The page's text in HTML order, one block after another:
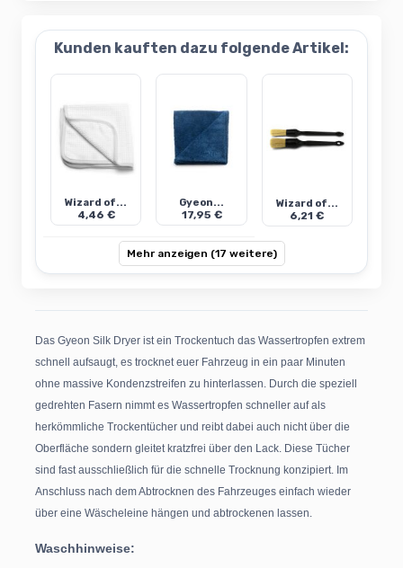
Kunden kauften dazu folgende Artikel:
Wizard of...
4,46 €
Gyeon...
17,95 €
Wizard of...
6,21 €
Mehr anzeigen (17 weitere)
Das Gyeon Silk Dryer ist ein Trockentuch das Wassertropfen extrem
schnell aufsaugt, es trocknet euer Fahrzeug in ein paar Minuten
ohne massive Kondenzstreifen zu hinterlassen. Durch die speziell
gedrehten Fasern nimmt es Wassertropfen schneller auf als
herkömmliche Trockentücher und reibt dabei auch nicht über die
Oberfläche sondern gleitet kratzfrei über den Lack. Diese Tücher
sind fast ausschließlich für die schnelle Trocknung konzipiert. Im
Anschluss nach dem Abtrocknen des Fahrzeuges einfach wieder
über eine Wäscheleine hängen und abtrockenen lassen.
Waschhinweise: